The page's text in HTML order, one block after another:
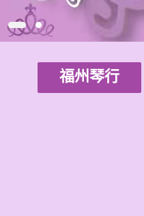
福州琴行